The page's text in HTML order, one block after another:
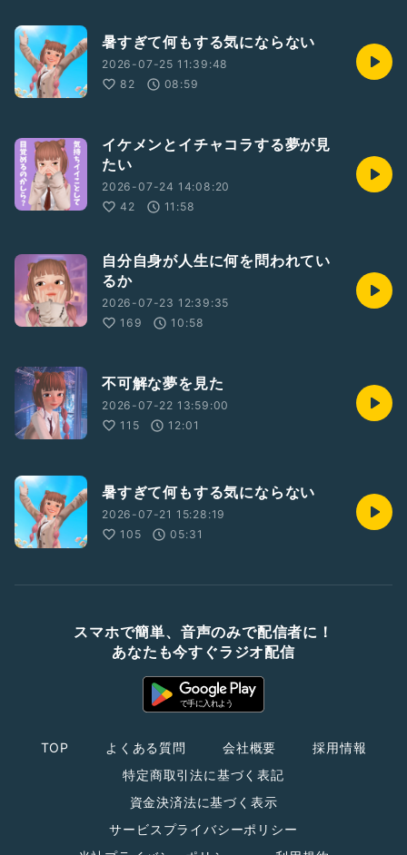
暑すぎて何もする気にならない
2026-07-25 11:39:48
82
08:59
イケメンとイチャコラする夢が見
たい
2026-07-24 14:08:20
42
11:58
自分自身が人生に何を問われてい
るか
2026-07-23 12:39:35
169
10:58
不可解な夢を見た
2026-07-22 13:59:00
115
12:01
暑すぎて何もする気にならない
2026-07-21 15:28:19
105
05:31
スマホで簡単、音声のみで配信者に！
あなたも今すぐラジオ配信
TOP よくある質問 会社概要
採用情報
特定商取引法に基づく表記
資金決済法に基づく表示
サービスプライバシーポリシー